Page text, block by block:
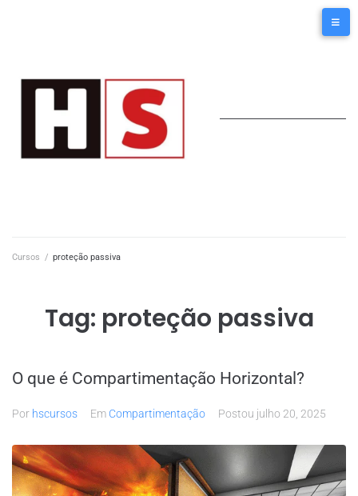
Cursos / proteção passiva
Tag: proteção passiva
O que é Compartimentação Horizontal?
Por hscursos Em Compartimentação Postou julho 20, 2025